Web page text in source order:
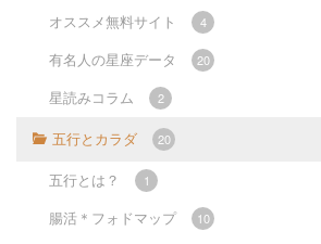
オススメ無料サイト 4
有名人の星座データ 20
星読みコラム 2
五行とカラダ 20
五行とは？ 1
腸活＊フォドマップ 10